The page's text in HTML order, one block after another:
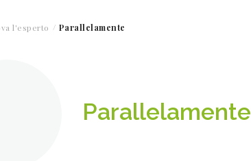
l'esperto Parallelamente
Parallelamente